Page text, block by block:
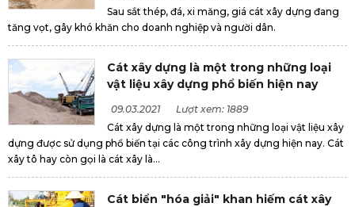
Sau sắt thép, đá, xi măng, giá cát xây dựng đang
tăng vọt, gây khó khăn cho doanh nghiệp và người dân.
Cát xây dựng là một trong những loại
vật liệu xây dựng phổ biến hiện nay
09.03.2021
Lượt xem: 1889
Cát xây dựng là một trong những loại vật liệu xây
dựng được sử dụng phổ biến tại các công trình xây dựng hiện nay. Cát
xây tô hay còn gọi là cát xây là...
Cát biển "hóa giải" khan hiếm cát xây